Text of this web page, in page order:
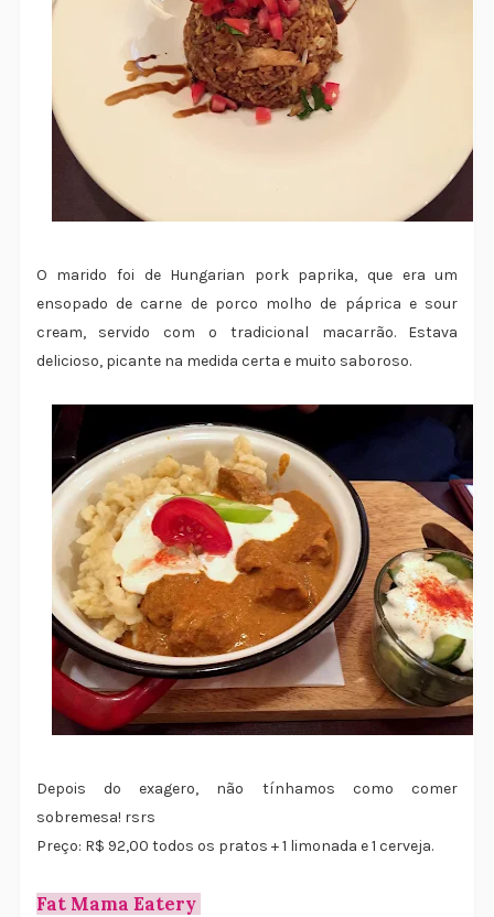
O marido foi de Hungarian pork paprika, que era um
ensopado de carne de porco molho de páprica e sour
cream, servido com o tradicional macarrão. Estava
delicioso, picante na medida certa e muito saboroso.
Depois do exagero, não tínhamos como comer
sobremesa! rsrs
Preço: R$ 92,00 todos os pratos + 1 limonada e 1 cerveja.
Fat Mama Eatery